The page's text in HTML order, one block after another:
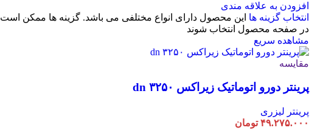
افزودن به علاقه مندی
انتخاب گزینه ها این محصول دارای انواع مختلفی می باشد. گزینه ها ممکن است
در صفحه محصول انتخاب شوند
مشاهده سریع
مقایسه
پرینتر دورو اتوماتیک زیراکس dn ۳۲۵۰
پرینتر لیزری
۴۹.۲۷۵.۰۰۰ تومان